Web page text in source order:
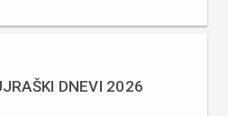
DNEVI 2026